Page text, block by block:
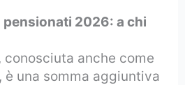
2026: a chi
, conosciuta anche come
, è una somma aggiuntiva